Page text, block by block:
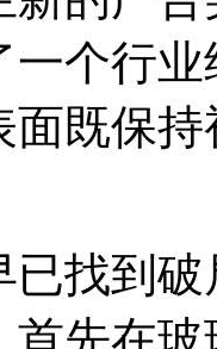
一个行
面既保
已找到